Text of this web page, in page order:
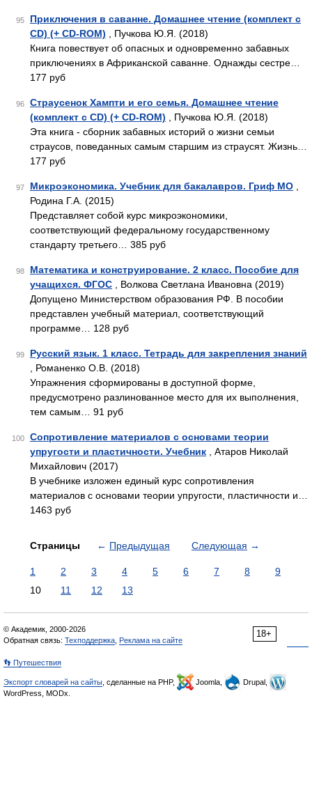
95
Приключения в саванне. Домашнее чтение (комплект с
CD) (+ CD-ROM) , Пучкова Ю.Я. (2018)
Книга повествует об опасных и одновременно забавных
приключениях в Африканской саванне. Однажды сестре…
177 руб
96
Страусенок Хампти и его семья. Домашнее чтение
(комплект с CD) (+ CD-ROM) , Пучкова Ю.Я. (2018)
Эта книга - сборник забавных историй о жизни семьи
страусов, поведанных самым старшим из страусят. Жизнь…
177 руб
97 Микроэкономика. Учебник для бакалавров. Гриф МО
Родина Г.А. (2015)
Представляет собой курс микроэкономики,
соответствующий федеральному государственному
стандарту третьего… 385 руб
98
Математика и конструирование. 2 класс. Пособие для
учащихся. ФГОС , Волкова Светлана Ивановна (2019)
Допущено Министерством образования РФ. В пособии
представлен учебный материал, соответствующий
программе… 128 руб
99
Русский язык. 1 класс. Тетрадь для закрепления знаний
, Романенко О.В. (2018)
Упражнения сформированы в доступной форме,
предусмотрено разлинованное место для их выполнения,
тем самым… 91 руб
100
Сопротивление материалов с основами теории
упругости и пластичности. Учебник , Атаров Николай
Михайлович (2017)
В учебнике изложен единый курс сопротивления
материалов с основами теории упругости, пластичности и…
1463 руб
Страницы ← Предыдущая Следующая →
1 2 3 4 5 6 7 8
9
10
11 12 13
18+
© Академик, 2000-2026
Обратная связь: Техподдержка Реклама на сайте
👣 Путешествия
Экспорт словарей на сайты , сделанные на PHP, Joomla,
Drupal,
WordPress, MODx.